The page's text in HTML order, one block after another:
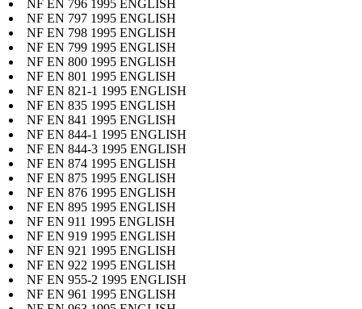
NF EN 796 1995 ENGLISH
NF EN 797 1995 ENGLISH
NF EN 798 1995 ENGLISH
NF EN 799 1995 ENGLISH
NF EN 800 1995 ENGLISH
NF EN 801 1995 ENGLISH
NF EN 821-1 1995 ENGLISH
NF EN 835 1995 ENGLISH
NF EN 841 1995 ENGLISH
NF EN 844-1 1995 ENGLISH
NF EN 844-3 1995 ENGLISH
NF EN 874 1995 ENGLISH
NF EN 875 1995 ENGLISH
NF EN 876 1995 ENGLISH
NF EN 895 1995 ENGLISH
NF EN 911 1995 ENGLISH
NF EN 919 1995 ENGLISH
NF EN 921 1995 ENGLISH
NF EN 922 1995 ENGLISH
NF EN 955-2 1995 ENGLISH
NF EN 961 1995 ENGLISH